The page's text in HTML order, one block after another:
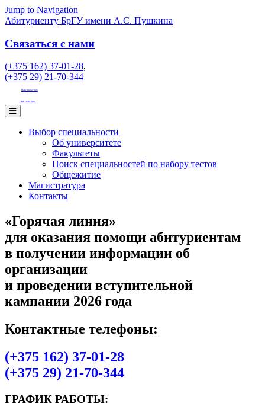
Jump to Navigation
Абитуриенту БрГУ имени А.С. Пушкина
Связаться с нами
(+375 162) 37-01-28,
(+375 29) 21-70-344
Наш инстаграм
Наш телеграм
Выбор специальности
Об университете
Факультеты
Поиск специальностей по набору тестов
Общежитие
Магистратура
Контакты
«Горячая линия»
для оказания помощи абитуриентам
в получении информации об
организации
и проведении вступительной
кампании 2026 года
Контактные телефоны:
(+375 162) 37-01-28
(+375 29) 21-70-344
ГРАФИК РАБОТЫ: